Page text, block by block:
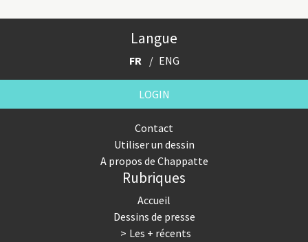
Langue
FR ENG
LOGIN
Contact
Utiliser un dessin
A propos de Chappatte
Rubriques
Accueil
Dessins de presse
Les + récents